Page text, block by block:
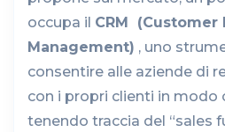
occupa il CRM (Customer
Management) , uno
consentire alle aziende di
con i propri clienti in modo
tenendo traccia del “sales